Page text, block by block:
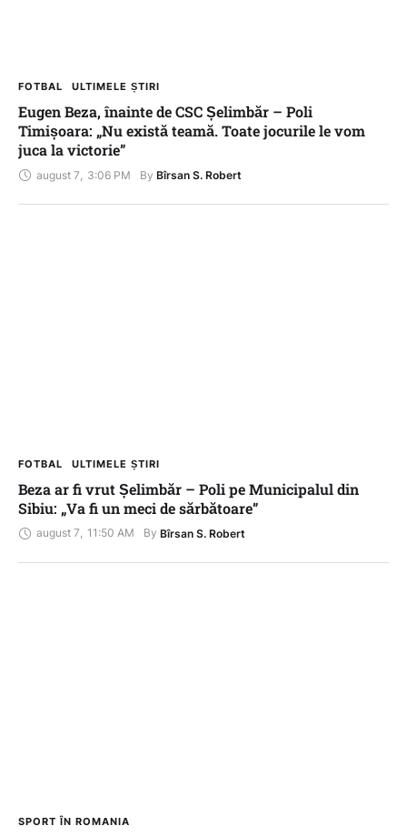
FOTBAL ULTIMELE ȘTIRI
Eugen Beza, înainte de CSC Șelimbăr – Poli
Timișoara: „Nu există teamă. Toate jocurile le vom
juca la victorie”
august 7 3:06 PM By Bîrsan S. Robert
FOTBAL ULTIMELE ȘTIRI
Beza ar fi vrut Șelimbăr – Poli pe Municipalul din
Sibiu: „Va fi un meci de sărbătoare”
august 7, 11:50 AM By Bîrsan S. Robert
SPORT ÎN ROMANIA